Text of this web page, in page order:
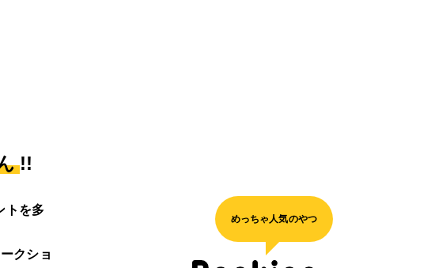
!!
トを多
クショ
めっちゃ人気のやつ